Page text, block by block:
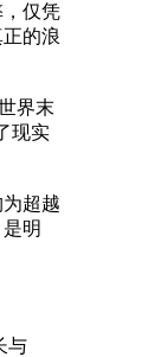
仅凭
的浪
界末
现实
超越
明
与